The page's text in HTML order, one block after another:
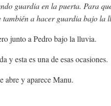
guardia en la puerta. Para
también a hacer guardia bajo la
junto a Pedro bajo la lluvia.
y esta es una de esas ocasiones.
abre y aparece Manu.